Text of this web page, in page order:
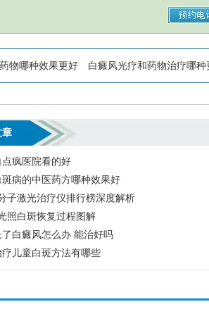
物哪种效果更好 白癜风光疗和药物治疗哪种
章
点疯医院看的好
斑病的中医药方哪种效果好
子激光治疗仪排行榜深度解析
照白斑恢复过程图解
了白癜风怎么办 能治好吗
疗儿童白斑方法有哪些